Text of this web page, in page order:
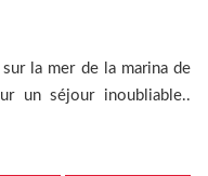
la mer de la marina de
un séjour inoubliable..